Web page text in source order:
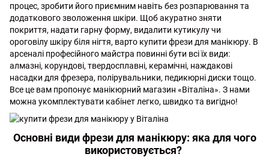
процес, зробити його приємним навіть без розпарювання та
додаткового зволоження шкіри. Щоб акуратно зняти
покриття, надати гарну форму, видалити кутикулу чи
ороговілу шкіру біля нігтя, варто купити фрези для манікюру. В
арсеналі професійного майстра повинні бути всі їх види:
алмазні, корундові, твердосплавні, керамічні, наждакові
насадки для фрезера, полірувальники, педикюрні диски тощо.
Все це вам пропонує манікюрний магазин «Віталіна». З нами
можна укомплектувати кабінет легко, швидко та вигідно!
Основні види фрези для манікюру: яка для чого
використовується?